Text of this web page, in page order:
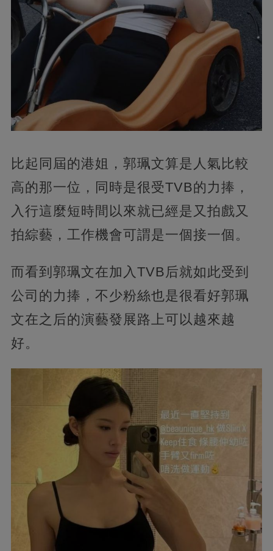
比起同屆的港姐，郭珮文算是人氣比較
高的那一位，同時是很受TVB的力捧，
入行這麼短時間以來就已經是又拍戲又
拍綜藝，工作機會可謂是一個接一個。
而看到郭珮文在加入TVB后就如此受到
公司的力捧，不少粉絲也是很看好郭珮
文在之后的演藝發展路上可以越來越
好。